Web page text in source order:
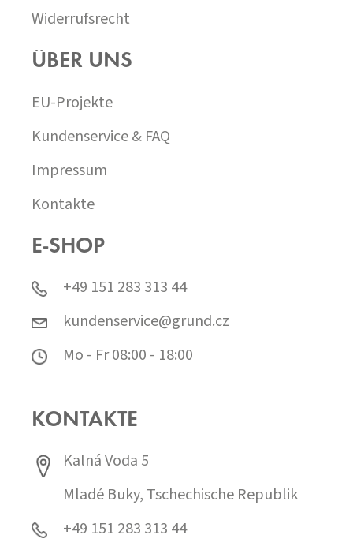
Widerrufsrecht
ÜBER UNS
EU-Projekte
Kundenservice & FAQ
Impressum
Kontakte
E-SHOP
+49 151 283 313 44
kundenservice@grund.cz
Mo - Fr 08:00 - 18:00
KONTAKTE
Kalná Voda 5
Mladé Buky, Tschechische Republik
+49 151 283 313 44